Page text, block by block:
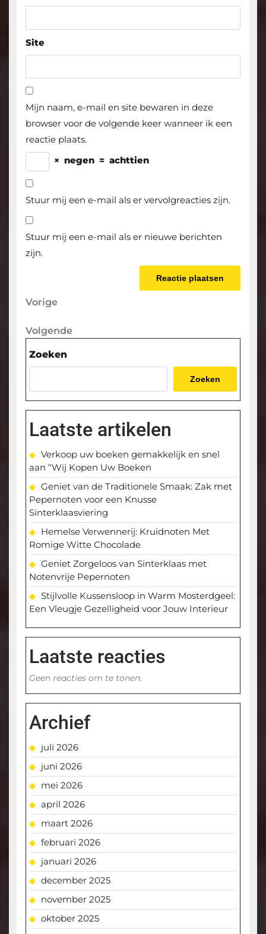
Site
Mijn naam, e-mail en site bewaren in deze
browser voor de volgende keer wanneer ik een
reactie plaats.
× negen = achttien
Stuur mij een e-mail als er vervolgreacties zijn.
Stuur mij een e-mail als er nieuwe berichten
zijn.
Berichtnavigatie
Vorige
Vorige
Volgende
Volgende
Zoeken
Zoeken
Laatste artikelen
Verkoop uw boeken gemakkelijk en snel
aan “Wij Kopen Uw Boeken
Geniet van de Traditionele Smaak: Zak met
Pepernoten voor een Knusse
Sinterklaasviering
Hemelse Verwennerij: Kruidnoten Met
Romige Witte Chocolade
Geniet Zorgeloos van Sinterklaas met
Notenvrije Pepernoten
Stijlvolle Kussensloop in Warm Mosterdgeel:
Een Vleugje Gezelligheid voor Jouw Interieur
Laatste reacties
Geen reacties om te tonen.
Archief
juli 2026
juni 2026
mei 2026
april 2026
maart 2026
februari 2026
januari 2026
december 2025
november 2025
oktober 2025